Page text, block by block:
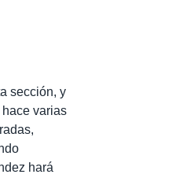
sección, y
varias
hará